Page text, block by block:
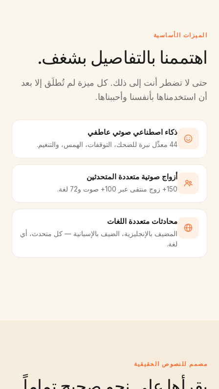
الميزات الأساسية
اهتممنا بالتفاصيل بشغف.
حتى لا تضطر أنت إلى ذلك. كل ميزة لم تُطلَق إلا بعد
أن استخدمناها بأنفسنا وأحببناها.
ذكاء اصطناعي صوتي عاطفي
44 معدِّل نبرة للضحك، التوقفات، الهمس، والتنغيم.
أزواج صوتية متعددة المتحدثين
150+ زوج منتقى عبر 100+ صوت و72 لغة.
محادثات متعددة اللغات
المضيف بالإنجليزية، الضيف بالإسبانية — كل متحدث، أي
لغة.
مصمم للنصوص الحقيقية